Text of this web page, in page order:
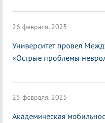
26 февраля, 2025
Университет провел
«Острые проблемы
25 февраля, 2025
Академическая